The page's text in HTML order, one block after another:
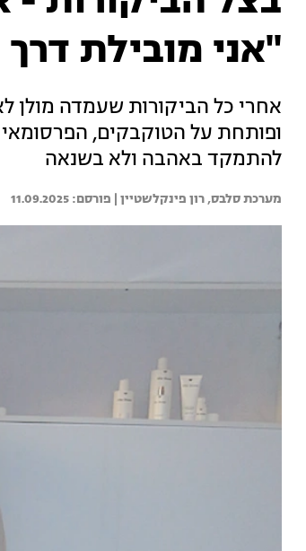
"אני מובילת
אחרי כל הביקורות שעמדה מולן
ופותחת על הטוקבקים,
להתמקד באהבה ולא בשנאה
מערכת סלבס, רון פינקלשטיין | 11.09.2025